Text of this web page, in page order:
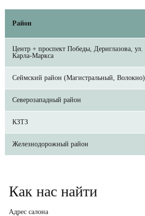
Район
Центр + проспект Победы, Дериглазова, ул.
Карла-Маркса
Сеймский район (Магистральный, Волокно)
Северозападный район
КЗТЗ
Железнодорожный район
Как нас найти
Адрес салона